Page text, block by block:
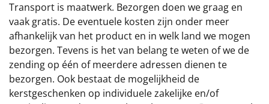
Transport is maatwerk. Bezorgen doen we graag en
vaak gratis. De eventuele kosten zijn onder meer
afhankelijk van het product en in welk land we mogen
bezorgen. Tevens is het van belang te weten of we de
zending op één of meerdere adressen dienen te
bezorgen. Ook bestaat de mogelijkheid de
kerstgeschenken op individuele zakelijke en/of